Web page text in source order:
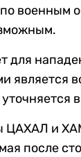
военным
для
является
в
ЦАХАЛ и
после